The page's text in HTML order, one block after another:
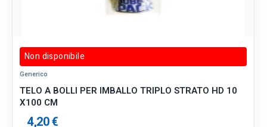
Non disponibile
Generico
TELO A BOLLI PER IMBALLO TRIPLO STRATO HD 10
X100 CM
4,20 €